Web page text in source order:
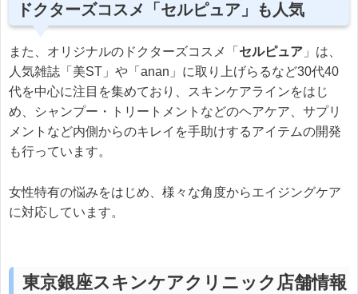
ドクターズコスメ「セルピュア」も人気
また、オリジナルのドクターズコスメ「 セルピュア 」は、
人気雑誌「美ST」や「anan」に取り上げらるなど30代40
代を中心に注目を集めており、スキンケアラインをはじ
め、シャンプー・トリートメントなどのヘアケア、サプリ
メントなど内側からのキレイを手助けするアイテムの開発
も行っています。
女性特有の悩みをはじめ、様々な角度からエイジングケア
に対応しています。
東京銀座スキンケアクリニック店舗情報